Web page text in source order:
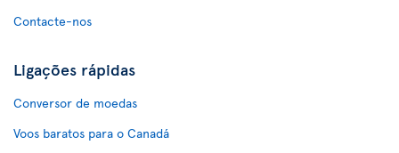
Contacte-nos
Ligações rápidas
Conversor de moedas
Voos baratos para o Canadá